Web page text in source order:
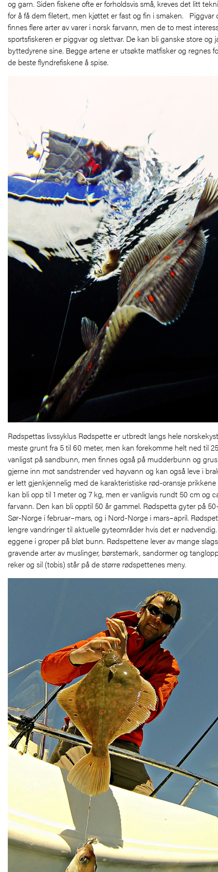
og garn. Siden fiskene ofte er forholdsvis små, kreves det litt
for å få dem filetert, men kjøttet er fast og fin i smaken. Piggvar
finnes flere arter av varer i norsk farvann, men de to mest
sportsfiskeren er piggvar og slettvar. De kan bli ganske store og
byttedyrene sine. Begge artene er utsøkte matfisker og regnes
de beste flyndrefiskene å spise.
Rødspettas livssyklus Rødspette er utbredt langs hele
meste grunt fra 5 til 60 meter, men kan forekomme helt ned til
vanligst på sandbunn, men finnes også på mudderbunn og
gjerne inn mot sandstrender ved høyvann og kan også leve i
er lett gjenkjennelig med de karakteristiske rød-oransje
kan bli opp til 1 meter og 7 kg, men er vanligvis rundt 50 cm og
farvann. Den kan bli opptil 50 år gammel. Rødspetta gyter på
Sør-Norge i februar–mars, og i Nord-Norge i mars–april.
lengre vandringer til aktuelle gyteområder hvis det er
eggene i groper på bløt bunn. Rødspettene lever av mange
gravende arter av muslinger, børstemark, sandormer og
reker og sil (tobis) står på de større rødspettenes meny.